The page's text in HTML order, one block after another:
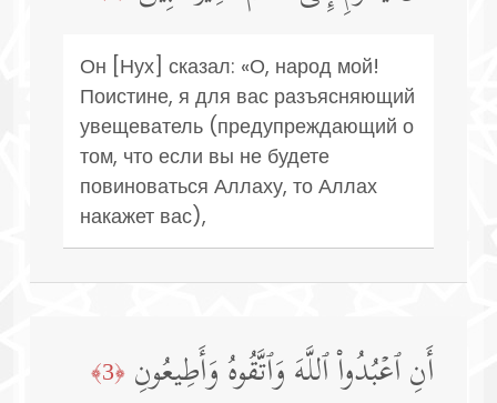
Он [Нух] сказал: «О, народ мой!
Поистине, я для вас разъясняющий
увещеватель (предупреждающий о
том, что если вы не будете
повиноваться Аллаху, то Аллах
накажет вас),
أَنِ ٱعۡبُدُوا۟ ٱللَّهَ وَٱتَّقُوهُ وَأَطِیعُونِ ﴿3﴾